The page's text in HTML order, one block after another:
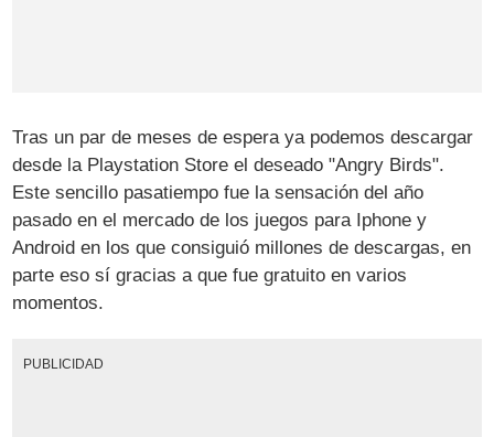
Tras un par de meses de espera ya podemos descargar
desde la Playstation Store el deseado "Angry Birds".
Este sencillo pasatiempo fue la sensación del año
pasado en el mercado de los juegos para Iphone y
Android en los que consiguió millones de descargas, en
parte eso sí gracias a que fue gratuito en varios
momentos.
PUBLICIDAD